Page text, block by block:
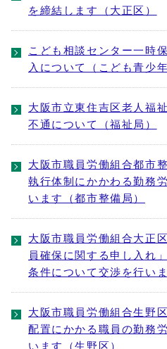
を締結します（大正区）
こども相談センター一時
入について（こども青少年
大阪市立東住吉区老人福
不通について（福祉局）
大阪市職員労働組合都市
執行体制にかかわる勤務
います（都市整備局）
大阪市職員労働組合大正
員確保に関する申し入れ
条件について交渉を行い
大阪市職員労働組合生野
配置にかかる職員の勤務
います（生野区）